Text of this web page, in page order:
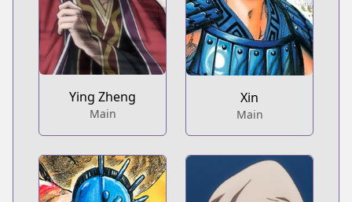
Xin
Main
Ying Zheng
Main